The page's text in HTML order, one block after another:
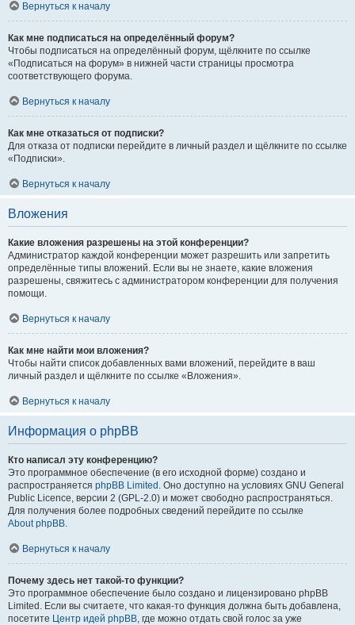
Вернуться к началу
Как мне подписаться на определённый форум?
Чтобы подписаться на определённый форум, щёлкните по ссылке
«Подписаться на форум» в нижней части страницы просмотра
соответствующего форума.
Вернуться к началу
Как мне отказаться от подписки?
Для отказа от подписки перейдите в личный раздел и щёлкните по ссылке
«Подписки».
Вернуться к началу
Вложения
Какие вложения разрешены на этой конференции?
Администратор каждой конференции может разрешить или запретить
определённые типы вложений. Если вы не знаете, какие вложения
разрешены, свяжитесь с администратором конференции для получения
помощи.
Вернуться к началу
Как мне найти мои вложения?
Чтобы найти список добавленных вами вложений, перейдите в ваш
личный раздел и щёлкните по ссылке «Вложения».
Вернуться к началу
Информация о phpBB
Кто написал эту конференцию?
Это программное обеспечение (в его исходной форме) создано и
распространяется phpBB Limited . Оно доступно на условиях GNU General
Public Licence, версии 2 (GPL-2.0) и может свободно распространяться.
Для получения более подробных сведений перейдите по ссылке
About phpBB.
Вернуться к началу
Почему здесь нет такой-то функции?
Это программное обеспечение было создано и лицензировано phpBB
Limited. Если вы считаете, что какая-то функция должна быть добавлена,
посетите Центр идей phpBB, где можно отдать свой голос за уже